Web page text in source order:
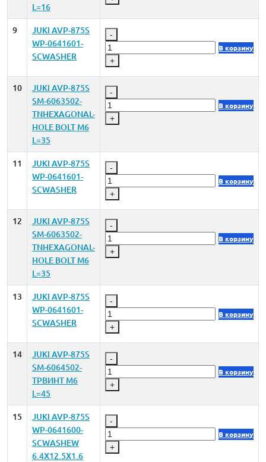
L=16
9
JUKI AVP-875S
WP-0641601-
SCWASHER
-
+
В корзину
10
JUKI AVP-875S
SM-6063502-
TNHEXAGONAL-
HOLE BOLT M6
L=35
-
+
В корзину
11
JUKI AVP-875S
WP-0641601-
SCWASHER
-
+
В корзину
12
JUKI AVP-875S
SM-6063502-
TNHEXAGONAL-
HOLE BOLT M6
L=35
-
+
В корзину
13
JUKI AVP-875S
WP-0641601-
SCWASHER
-
+
В корзину
14
JUKI AVP-875S
SM-6064502-
TPВИНТ M6
L=45
-
+
В корзину
15
JUKI AVP-875S
WP-0641600-
SCWASHEW
6.4X12.5X1.6
-
+
В корзину